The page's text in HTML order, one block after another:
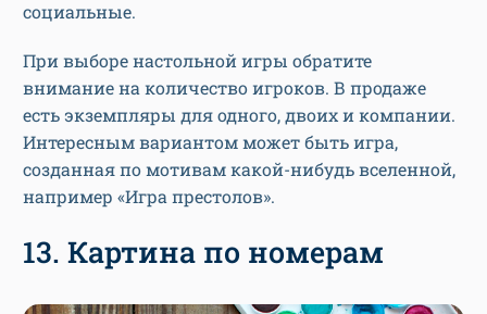
социальные.
При выборе настольной игры обратите
внимание на количество игроков. В продаже
есть экземпляры для одного, двоих и компании.
Интересным вариантом может быть игра,
созданная по мотивам какой-нибудь вселенной,
например «Игра престолов».
13. Картина по номерам